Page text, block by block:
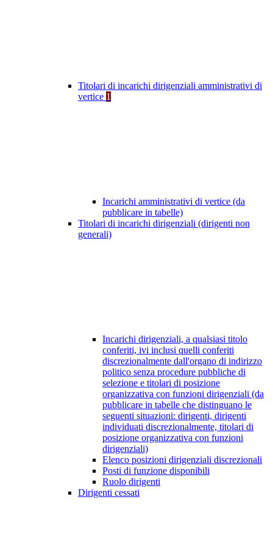
Titolari di incarichi dirigenziali amministrativi di
vertice 1
Incarichi amministrativi di vertice (da
pubblicare in tabelle)
Titolari di incarichi dirigenziali (dirigenti non
generali)
Incarichi dirigenziali, a qualsiasi titolo
conferiti, ivi inclusi quelli conferiti
discrezionalmente dall'organo di indirizzo
politico senza procedure pubbliche di
selezione e titolari di posizione
organizzativa con funzioni dirigenziali (da
pubblicare in tabelle che distinguano le
seguenti situazioni: dirigenti, dirigenti
individuati discrezionalmente, titolari di
posizione organizzativa con funzioni
dirigenziali)
Elenco posizioni dirigenziali discrezionali
Posti di funzione disponibili
Ruolo dirigenti
Dirigenti cessati